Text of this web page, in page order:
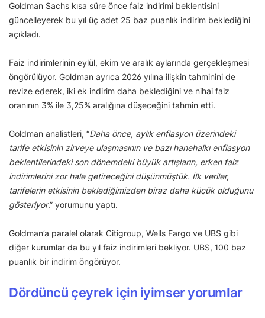
Goldman Sachs kısa süre önce faiz indirimi beklentisini
güncelleyerek bu yıl üç adet 25 baz puanlık indirim beklediğini
açıkladı.
Faiz indirimlerinin eylül, ekim ve aralık aylarında gerçekleşmesi
öngörülüyor. Goldman ayrıca 2026 yılına ilişkin tahminini de
revize ederek, iki ek indirim daha beklediğini ve nihai faiz
oranının 3% ile 3,25% aralığına düşeceğini tahmin etti.
Goldman analistleri, “Daha önce, aylık enflasyon üzerindeki
tarife etkisinin zirveye ulaşmasının ve bazı hanehalkı enflasyon
beklentilerindeki son dönemdeki büyük artışların, erken faiz
indirimlerini zor hale getireceğini düşünmüştük. İlk veriler,
tarifelerin etkisinin beklediğimizden biraz daha küçük olduğunu
gösteriyor.” yorumunu yaptı.
Goldman’a paralel olarak Citigroup, Wells Fargo ve UBS gibi
diğer kurumlar da bu yıl faiz indirimleri bekliyor. UBS, 100 baz
puanlık bir indirim öngörüyor.
Dördüncü çeyrek için iyimser yorumlar